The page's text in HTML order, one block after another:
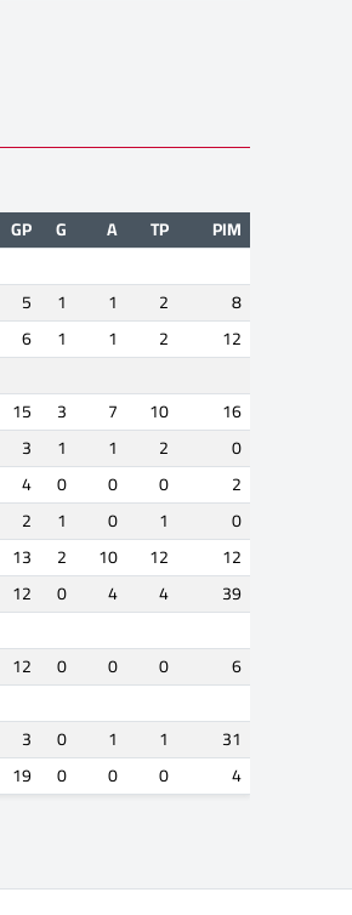
GP G A TP
PIM
5 1 1 2
8
6 1 1 2
12
15 3 7 10
16
3 1 1 2
0
4 0 0 0
2
2 1 0 1
0
13 2 10 12
12
12 0 4 4
39
12 0 0 0
6
3 0 1 1
31
19 0 0 0
4